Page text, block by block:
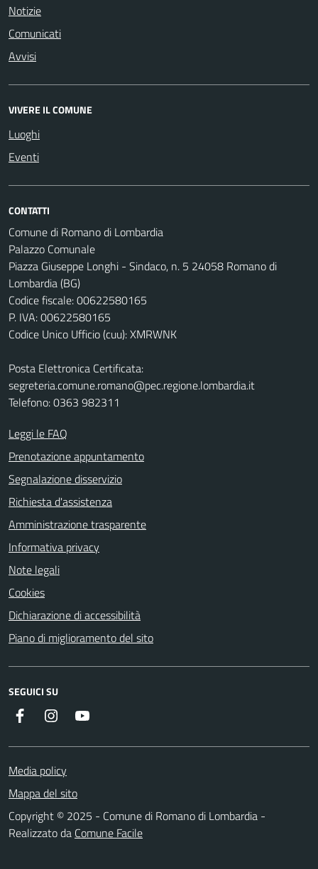
Notizie
Comunicati
Avvisi
VIVERE IL COMUNE
Luoghi
Eventi
CONTATTI
Comune di Romano di Lombardia
Palazzo Comunale
Piazza Giuseppe Longhi - Sindaco, n. 5 24058 Romano di
Lombardia (BG)
Codice fiscale: 00622580165
P. IVA: 00622580165
Codice Unico Ufficio (cuu): XMRWNK
Posta Elettronica Certificata:
segreteria.comune.romano@pec.regione.lombardia.it
Telefono: 0363 982311
Leggi le FAQ
Prenotazione appuntamento
Segnalazione disservizio
Richiesta d'assistenza
Amministrazione trasparente
Informativa privacy
Note legali
Cookies
Dichiarazione di accessibilità
Piano di miglioramento del sito
SEGUICI SU
Facebook Instagram
Media policy
Mappa del sito
Copyright © 2025 - Comune di Romano di Lombardia -
Realizzato da Comune Facile